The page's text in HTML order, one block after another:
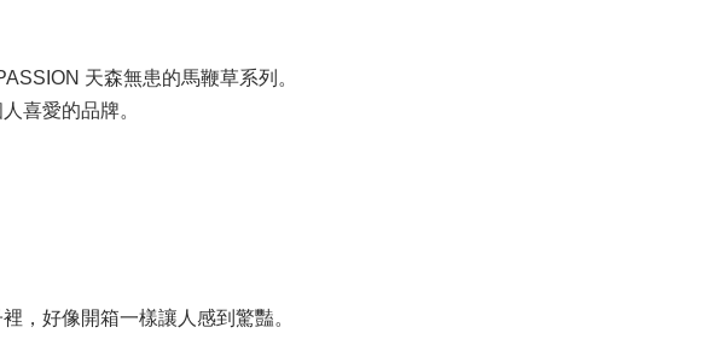
天森無患的馬鞭草系列。
喜愛的品牌。
，好像開箱一樣讓人感到驚豔。